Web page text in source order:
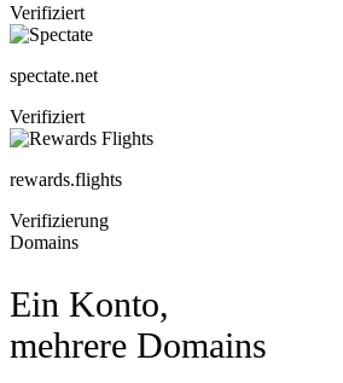
Verifiziert
spectate.net
Verifiziert
rewards.flights
Verifizierung
Domains
Ein Konto,
mehrere Domains